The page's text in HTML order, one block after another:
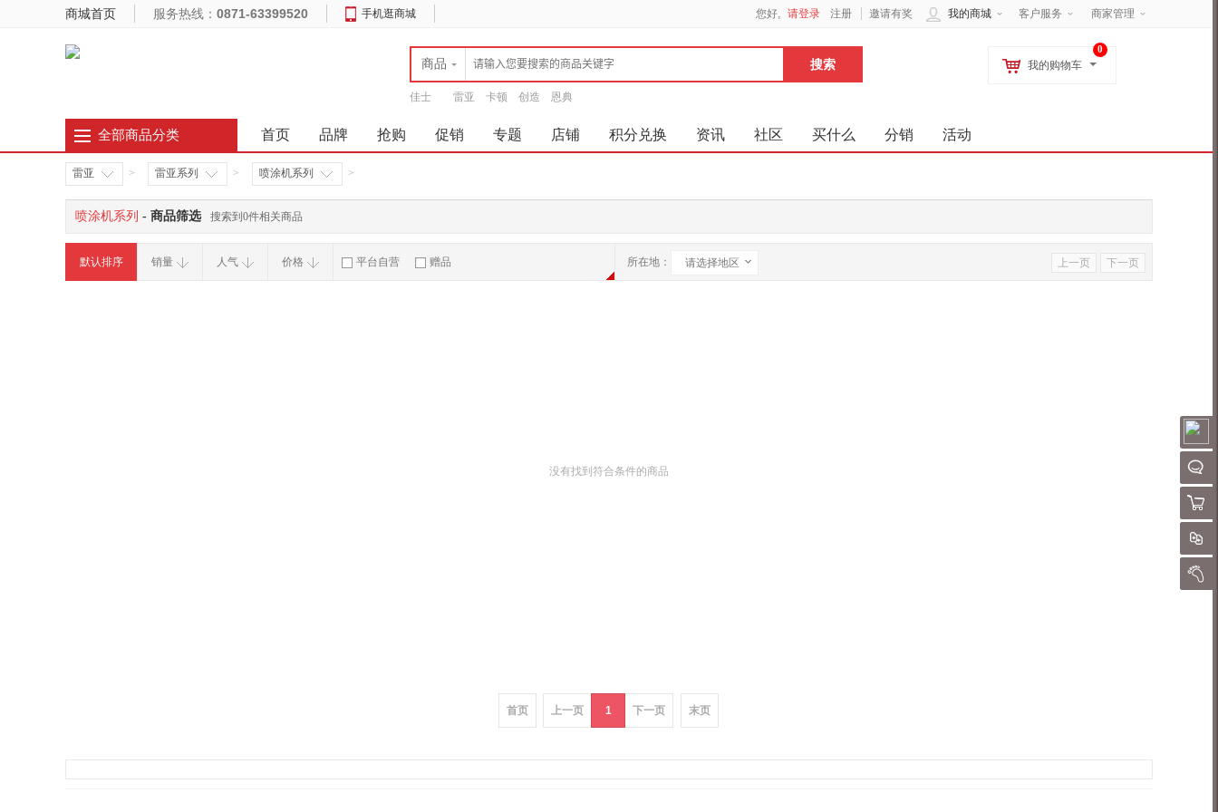
聊
购物
对
我的
商城首页 服务热线： 0871-63399520 手机逛商城 客户服务 商家管理
我的商城
您好, 请登录 注册 邀请有奖
商品
佳士 雷亚 卡顿 创造 恩典
0
我的购物车
全部商品分类 首页 品牌 抢购 促销 专题 店铺 积分兑换 资讯 社区 买什么 分销 活动
雷亚 > 雷亚系列 > 喷涂机系列 >
喷涂机系列 - 商品筛选 搜索到0件相关商品
上一页 下一页
默认排序 销量 人气 价格 平台自营 赠品 所在地： 请选择地区
没有找到符合条件的商品
首页 上一页 1 下一页 末页